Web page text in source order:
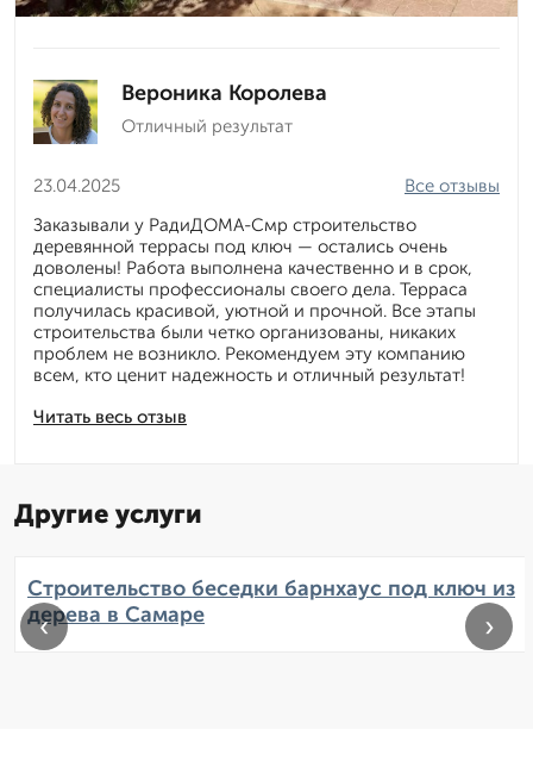
Вероника Королева
Отличный результат
23.04.2025
Читать весь отзыв
Все отзывы
Заказывали у РадиДОМА-Смр строительство
деревянной террасы под ключ — остались очень
доволены! Работа выполнена качественно и в срок,
специалисты профессионалы своего дела. Терраса
получилась красивой, уютной и прочной. Все этапы
строительства были четко организованы, никаких
проблем не возникло. Рекомендуем эту компанию
всем, кто ценит надежность и отличный результат!
Другие услуги
Строительство беседки барнхаус под ключ из
дерева в Самаре
‹ ›